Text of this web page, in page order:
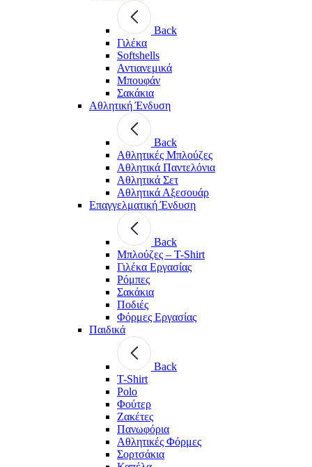
Back
Γιλέκα
Softshells
Αντιανεμικά
Μπουφάν
Σακάκια
Αθλητική Ένδυση
Back
Aθλητικές Μπλούζες
Αθλητικά Παντελόνια
Αθλητικά Σετ
Αθλητικά Αξεσουάρ
Επαγγελματική Ένδυση
Back
Μπλούζες – T-Shirt
Γιλέκα Εργασίας
Ρόμπες
Σακάκια
Ποδιές
Φόρμες Εργασίας
Παιδικά
Back
T-Shirt
Polo
Φούτερ
Ζακέτες
Πανωφόρια
Αθλητικές Φόρμες
Σορτσάκια